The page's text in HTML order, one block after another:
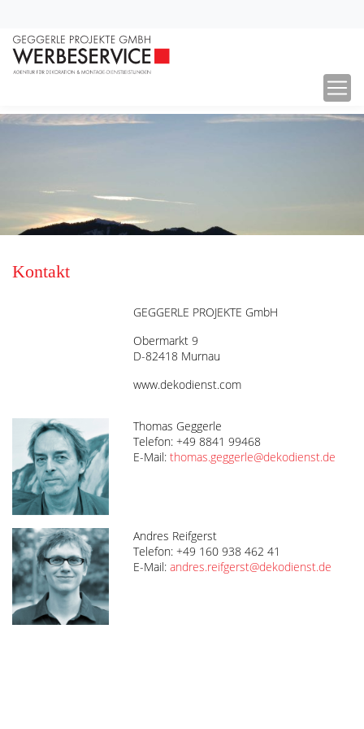
Deko- und Montageservice bundesweit
Agentur für Dekoration & Montage-Dienstleistungen bundes- und
europaweit
Kontakt
GEGGERLE PROJEKTE GmbH
Obermarkt 9
D-82418 Murnau
www.dekodienst.com
Thomas Geggerle
Telefon: +49 8841 99468
E-Mail:thomas.geggerle@dekodienst.de
Andres Reifgerst
Telefon: +49 160 938 462 41
E-Mail:andres.reifgerst@dekodienst.de